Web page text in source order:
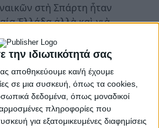
την ιδιωτικότητά σας
αποθηκεύουμε και/ή έχουμε
σε μια συσκευή, όπως τα cookies,
δεδομένα, όπως μοναδικοί
πληροφορίες που
για εξατομικευμένες διαφημίσεις
στὴ Σπάρτη ἦταν
Ἑλλάδα ἀλλὰ καὶ γιὰ
καὶ δὲν ὑπάρχει ἀνάλογο
κράτη, ὅπου οἱ γυναῖκες
δημόσια ἐκπαίδευση, στὴ
σημαντικὴ ἐκπαίδευση,